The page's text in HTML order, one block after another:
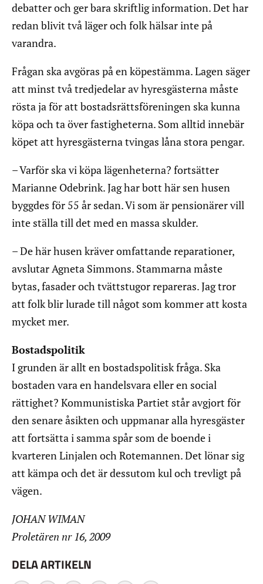
debatter och ger bara skriftlig information. Det har
redan blivit två läger och folk hälsar inte på
varandra.
Frågan ska avgöras på en köpestämma. Lagen säger
att minst två tredjedelar av hyresgästerna måste
rösta ja för att bostadsrättsföreningen ska kunna
köpa och ta över fastigheterna. Som alltid innebär
köpet att hyresgästerna tvingas låna stora pengar.
– Varför ska vi köpa lägenheterna? fortsätter
Marianne Odebrink. Jag har bott här sen husen
byggdes för 55 år sedan. Vi som är pensionärer vill
inte ställa till det med en massa skulder.
– De här husen kräver omfattande reparationer,
avslutar Agneta Simmons. Stammarna måste
bytas, fasader och tvättstugor repareras. Jag tror
att folk blir lurade till något som kommer att kosta
mycket mer.
Bostadspolitik
I grunden är allt en bostadspolitisk fråga. Ska
bostaden vara en handelsvara eller en social
rättighet? Kommunistiska Partiet står avgjort för
den senare åsikten och uppmanar alla hyresgäster
att fortsätta i samma spår som de boende i
kvarteren Linjalen och Rotemannen. Det lönar sig
att kämpa och det är dessutom kul och trevligt på
vägen.
JOHAN WIMAN
Proletären nr 16, 2009
DELA ARTIKELN